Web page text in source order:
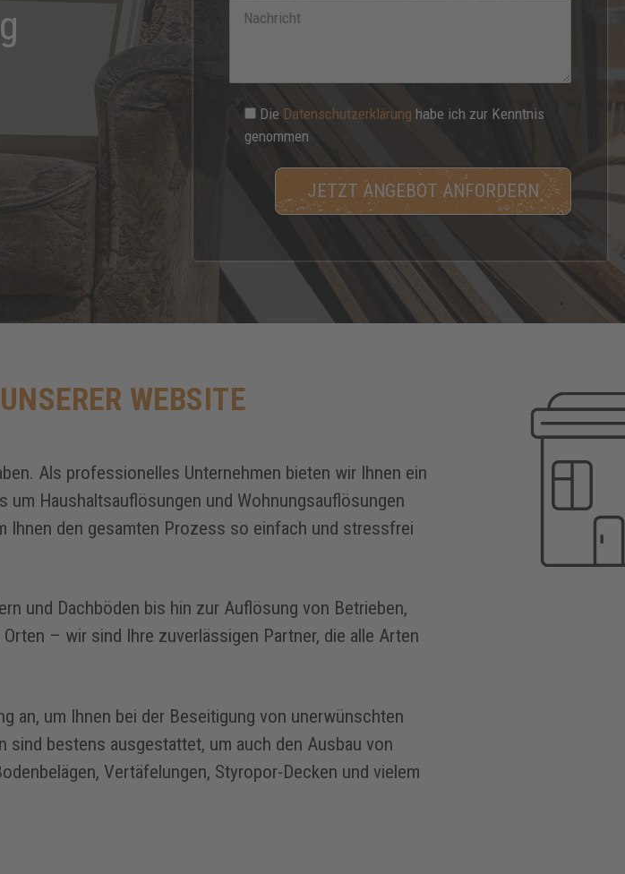
Die Datenschutzerklärung habe ich zur Kenntnis
genommen
WEBSITE
Als professionelles Unternehmen bieten wir Ihnen ein
Haushaltsauflösungen und Wohnungsauflösungen
Ihnen den gesamten Prozess so einfach und stressfrei
und Dachböden bis hin zur Auflösung von Betrieben,
– wir sind Ihre zuverlässigen Partner, die alle Arten
an, um Ihnen bei der Beseitigung von unerwünschten
sind bestens ausgestattet, um auch den Ausbau von
Vertäfelungen, Styropor-Decken und vielem